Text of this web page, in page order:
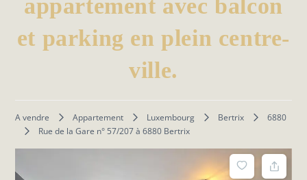
appartement avec balcon
et parking en plein centre-
ville.
A vendre Appartement Luxembourg Bertrix
6880
Rue de la Gare n° 57/207 à 6880 Bertrix